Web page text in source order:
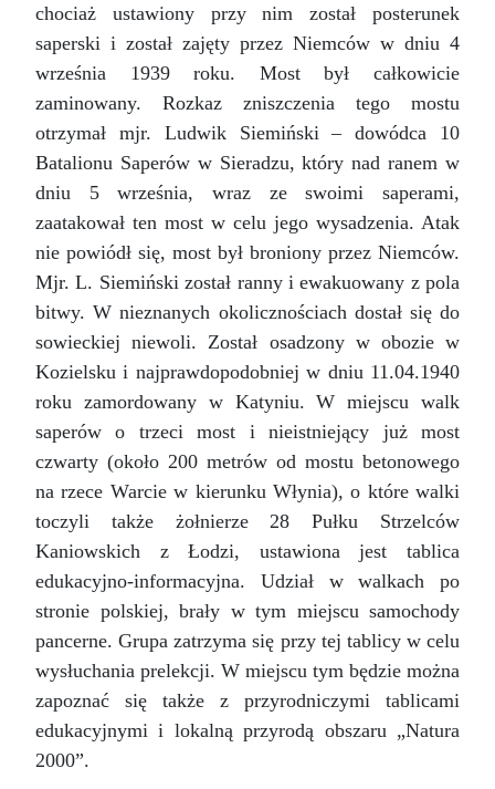
chociaż ustawiony przy nim został posterunek
saperski i został zajęty przez Niemców w dniu 4
września 1939 roku. Most był całkowicie
zaminowany. Rozkaz zniszczenia tego mostu
otrzymał mjr. Ludwik Siemiński – dowódca 10
Batalionu Saperów w Sieradzu, który nad ranem w
dniu 5 września, wraz ze swoimi saperami,
zaatakował ten most w celu jego wysadzenia. Atak
nie powiódł się, most był broniony przez Niemców.
Mjr. L. Siemiński został ranny i ewakuowany z pola
bitwy. W nieznanych okolicznościach dostał się do
sowieckiej niewoli. Został osadzony w obozie w
Kozielsku i najprawdopodobniej w dniu 11.04.1940
roku zamordowany w Katyniu. W miejscu walk
saperów o trzeci most i nieistniejący już most
czwarty (około 200 metrów od mostu betonowego
na rzece Warcie w kierunku Włynia), o które walki
toczyli także żołnierze 28 Pułku Strzelców
Kaniowskich z Łodzi, ustawiona jest tablica
edukacyjno-informacyjna. Udział w walkach po
stronie polskiej, brały w tym miejscu samochody
pancerne. Grupa zatrzyma się przy tej tablicy w celu
wysłuchania prelekcji. W miejscu tym będzie można
zapoznać się także z przyrodniczymi tablicami
edukacyjnymi i lokalną przyrodą obszaru „Natura
2000”.